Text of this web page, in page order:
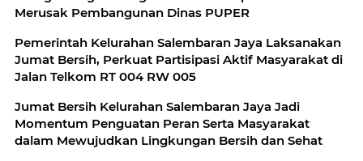
Merusak Pembangunan Dinas PUPER
Pemerintah Kelurahan Salembaran Jaya Laksanakan
Jumat Bersih, Perkuat Partisipasi Aktif Masyarakat di
Jalan Telkom RT 004 RW 005
Jumat Bersih Kelurahan Salembaran Jaya Jadi
Momentum Penguatan Peran Serta Masyarakat
dalam Mewujudkan Lingkungan Bersih dan Sehat